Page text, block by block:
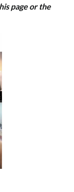
page or the